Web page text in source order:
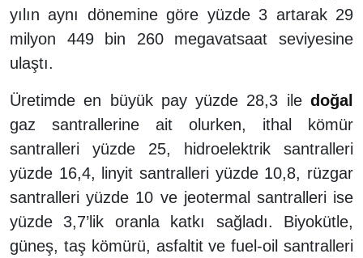
yılın aynı dönemine göre yüzde 3 artarak 29
milyon 449 bin 260 megavatsaat seviyesine
ulaştı.
Üretimde en büyük pay yüzde 28,3 ile doğal
gaz santrallerine ait olurken, ithal kömür
santralleri yüzde 25, hidroelektrik santralleri
yüzde 16,4, linyit santralleri yüzde 10,8, rüzgar
santralleri yüzde 10 ve jeotermal santralleri ise
yüzde 3,7’lik oranla katkı sağladı. Biyokütle,
güneş, taş kömürü, asfaltit ve fuel-oil santralleri